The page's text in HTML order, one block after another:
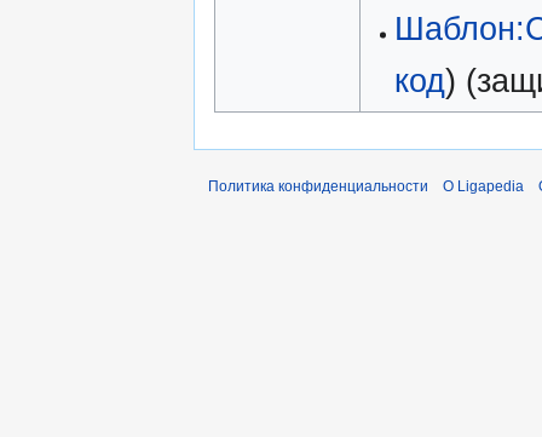
код)
Политика конфиденциальности О Ligapedia